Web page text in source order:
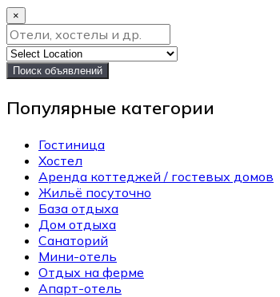
×
Поиск объявлений
Популярные категории
Гостиница
Хостел
Аренда коттеджей / гостевых домов
Жильё посуточно
База отдыха
Дом отдыха
Санаторий
Мини-отель
Отдых на ферме
Апарт-отель